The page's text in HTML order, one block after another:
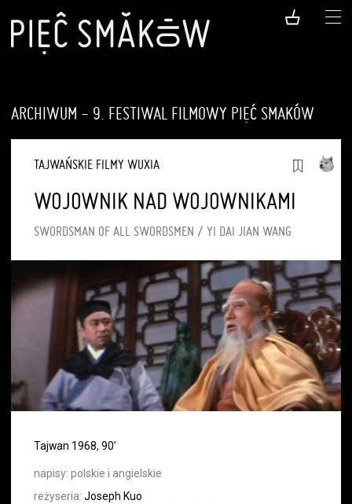
ARCHIWUM - 9. FESTIWAL FILMOWY PIĘĆ SMAKÓW
TAJWAŃSKIE FILMY WUXIA
WOJOWNIK NAD WOJOWNIKAMI
SWORDSMAN OF ALL SWORDSMEN / YI DAI JIAN WANG
Tajwan 1968, 90’
napisy: polskie i angielskie
reżyseria:Joseph Kuo